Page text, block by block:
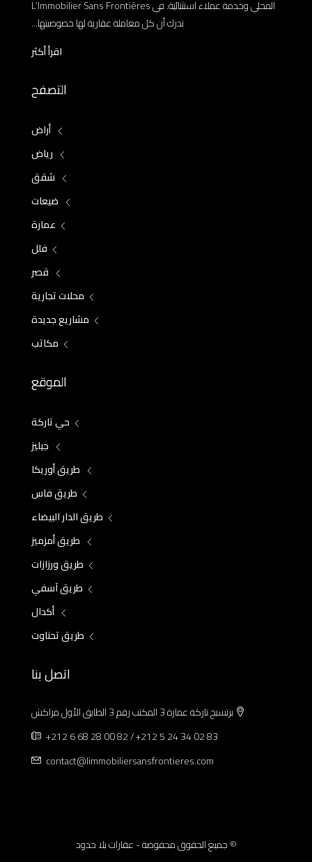
المحلي وخدمة عملاء استثنائية. في L’Immobilier Sans Frontières
ندرك أن كل معاملة عقارية لها خصوصيتها...
اقرأ أكثر
التصفح
أراض
رياض
شقق
ضيعات
عمارة
فلل
قصر
محلات تجارية
مشاريع جديدة
مكاتب
الموقع
حي تاركة
جيليز
طريق أوريكا
طريق فاس
طريق الدار البيضاء
طريق أمزميز
طريق ورزازات
طريق آسفي
أكدال
طريق تحناوت
اتصل بنا
برتسيج تاركة عمارة 3 المكتب رقم 3 الطابق الأول مراكش
+212 6 68 28 00 82 / +212 5 24 34 02 83
contact@limmobiliersansfrontieres.com
© جميع الحقوق محفوضة - عقارات بلا حدود